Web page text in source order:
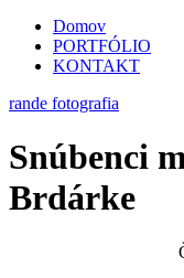
Domov
PORTFÓLIO
KONTAKT
rande fotografia
Snúbenci
Brdárke